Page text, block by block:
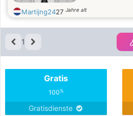
Martijng2427 Jahre alt
1
Gratis
100%
Gratisdienste